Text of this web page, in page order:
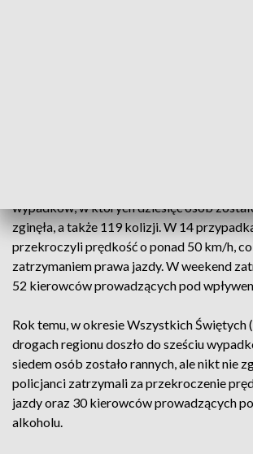
wypadków, w których dziesięć osób
zginęła, a także 119 kolizji. W 14
przekroczyli prędkość o ponad 50 km/h,
zatrzymaniem prawa jazdy. W weekend
52 kierowców prowadzących pod
Rok temu, w okresie Wszystkich Świętych
drogach regionu doszło do sześciu
siedem osób zostało rannych, ale nikt nie
policjanci zatrzymali za przekroczenie
jazdy oraz 30 kierowców prowadzących
alkoholu.